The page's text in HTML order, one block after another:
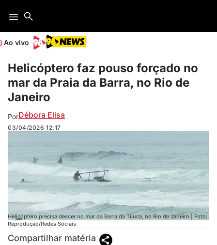
Ao vivo
Helicóptero faz pouso forçado no
mar da Praia da Barra, no Rio de
Janeiro
PorDébora Elisa
03/04/2026 12:17
Helicóptero precisa descer no mar da Barra da Tijuca, no Rio de Janeiro | Foto:
Reprodução/Redes Sociais
Compartilhar matéria